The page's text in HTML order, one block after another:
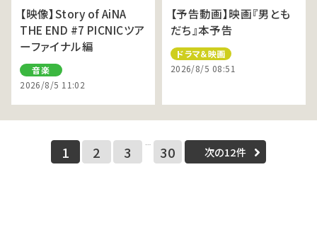
【映像】Story of AiNA
THE END #7 PICNICツア
ーファイナル編
音楽
2026/8/5 11:02
【予告動画】映画『男とも
だち』本予告
ドラマ＆映画
2026/8/5 08:51
1 2 3 … 30 次の12件